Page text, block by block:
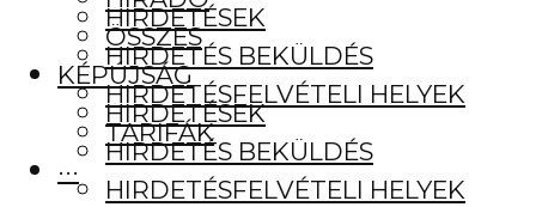
HIRDETÉSEK
HIRDETÉS BEKÜLDÉS
HIRDETÉSFELVÉTELI HELYEK
TARIFÁK
···
ÖSSZES
KÉPÚJSÁG
HIRDETÉSEK
HIRDETÉS BEKÜLDÉS
HIRDETÉSFELVÉTELI HELYEK